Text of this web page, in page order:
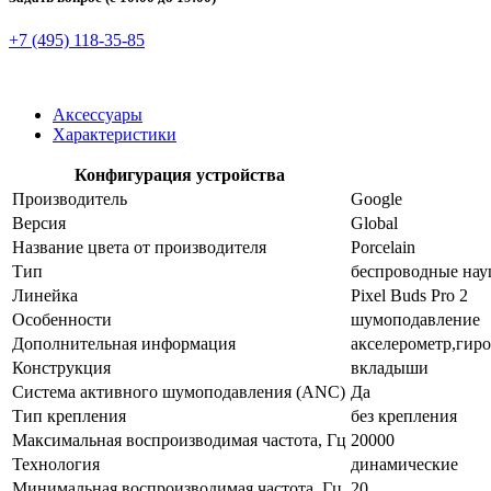
+7 (495) 118-35-85
Аксессуары
Характеристики
Конфигурация устройства
Производитель
Google
Версия
Global
Название цвета от производителя
Porcelain
Тип
беспроводные
Линейка
Pixel Buds Pro 2
Особенности
шумоподавление
Дополнительная информация
Конструкция
вкладыши
Система активного шумоподавления (ANC) Да
Тип крепления
без крепления
Максимальная воспроизводимая частота, Гц 20000
Технология
динамические